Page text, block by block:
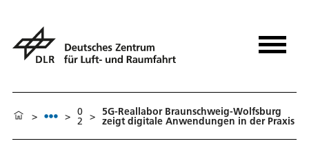
> > 0
2 > 5G-Reallabor Braunschweig-Wolfsburg
zeigt digitale Anwendungen in der Praxis